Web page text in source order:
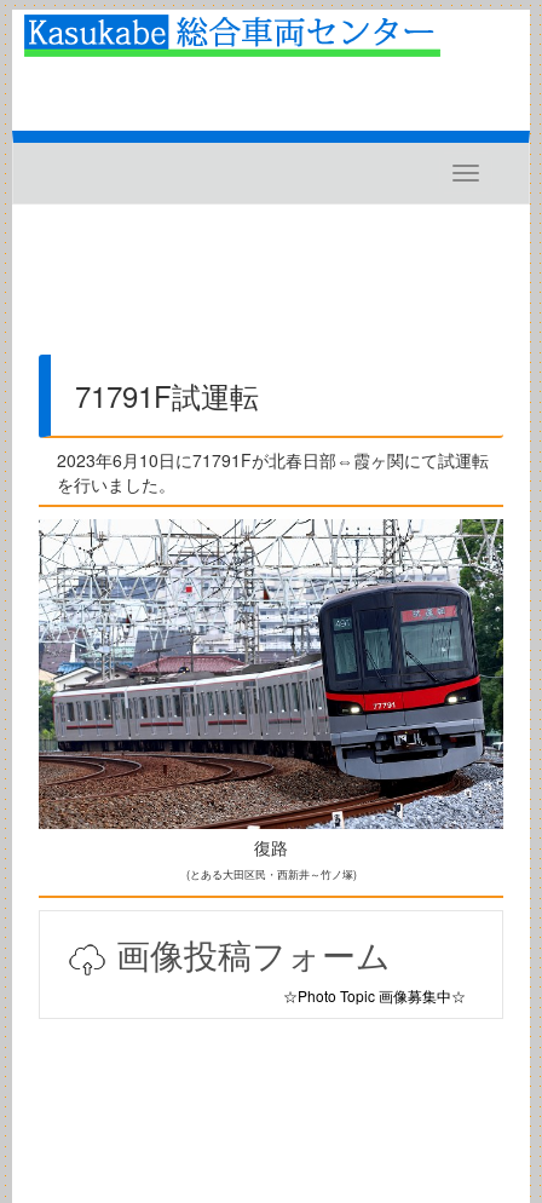
Toggle
navigation
71791F試運転
2023年6月10日に71791Fが北春日部⇔霞ヶ関にて試運転
を行いました。
復路
(とある大田区民・西新井～竹ノ塚)
画像投稿フォーム
☆Photo Topic 画像募集中☆